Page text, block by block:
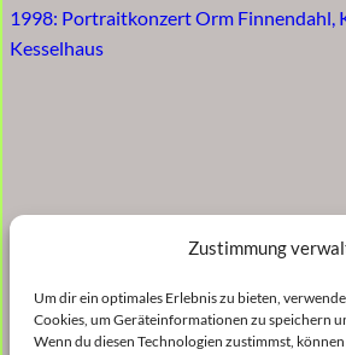
Zustimmung
Um dir ein optimales Erlebnis zu bieten,
Cookies, um Geräteinformationen zu speichern
Wenn du diesen Technologien zustimmst,
1998: Portraitkonzert Orm Finnendahl,
Kesselhaus